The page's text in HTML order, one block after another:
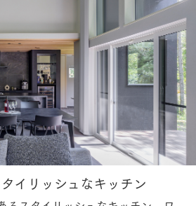
イリッシュなキッチン